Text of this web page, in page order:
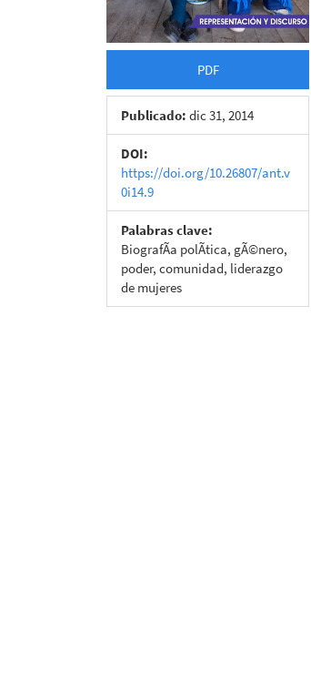
PDF
Publicado: dic 31, 2014
DOI:
https://doi.org/10.26807/ant.v
0i14.9
Palabras clave:
BiografÃ­a polÃ­tica, gÃ©nero,
poder, comunidad, liderazgo
de mujeres